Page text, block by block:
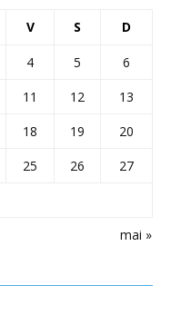
V S D
mai »
4 5
6
11 12
13
18 19
20
25 26
27